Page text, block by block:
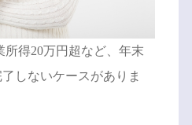
所得20万円超など、年末
しないケースがありま